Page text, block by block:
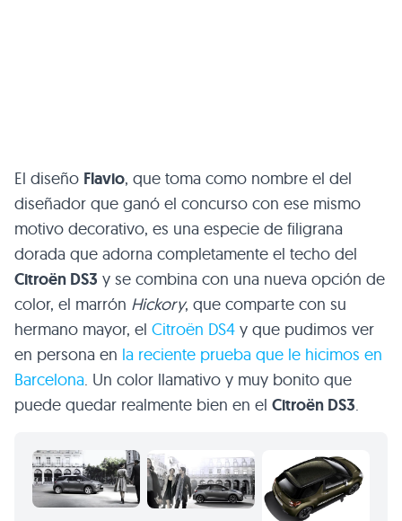
El diseño Flavio, que toma como nombre el del
diseñador que ganó el concurso con ese mismo
motivo decorativo, es una especie de filigrana
dorada que adorna completamente el techo del
Citroën DS3 y se combina con una nueva opción de
color, el marrón Hickory, que comparte con su
hermano mayor, el Citroën DS4 y que pudimos ver
en persona en la reciente prueba que le hicimos en
Barcelona. Un color llamativo y muy bonito que
puede quedar realmente bien en el Citroën DS3.